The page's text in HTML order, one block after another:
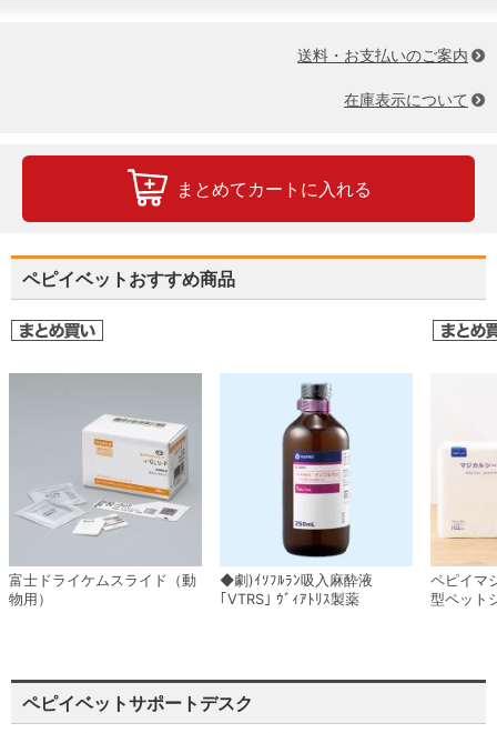
送料・お支払いのご案内
在庫表示について
まとめてカートに入れる
ペピイベットおすすめ商品
富士ドライケムスライド（動
物用）
◆劇)ｲｿﾌﾙﾗﾝ吸入麻酔液
｢VTRS｣ ｳﾞｨｱﾄﾘｽ製薬
ペピイマ
型ペット
ペピイベットサポートデスク